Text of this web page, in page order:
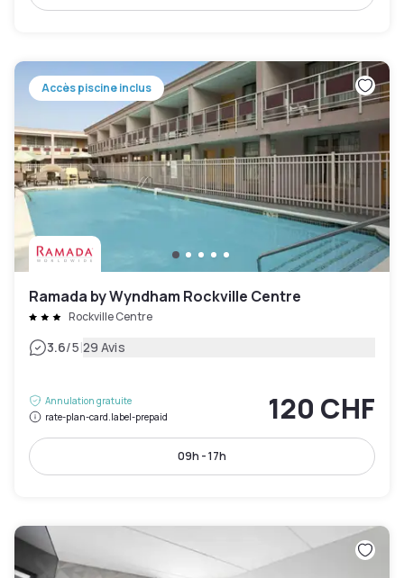
Accès piscine inclus
Ramada by Wyndham Rockville Centre
Rockville Centre
3.6/5|29 Avis
Annulation gratuite
rate-plan-card.label-prepaid
120 CHF
09h - 17h